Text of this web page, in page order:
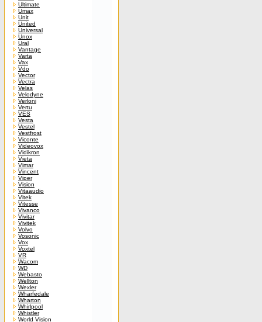
Ultimate
Umax
Unit
United
Universal
Unox
Ural
Vantage
Varta
Vax
Vdo
Vector
Vectra
Velas
Velodyne
Verloni
Vertu
VES
Vesta
Vestel
Vestfrost
Viconte
Videovox
Vidikron
Vieta
Vimar
Vincent
Viper
Vision
Vitaaudio
Vitek
Vitesse
Vivanco
Vivitar
Vivitek
Volvo
Vosonic
Vox
Voxtel
VR
Wacom
WD
Webasto
Wellton
Wexler
Wharfedale
Wharton
Whirlpool
Whistler
World Vision